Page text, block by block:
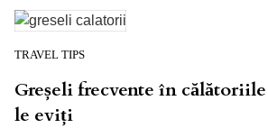
TRAVEL TIPS
Greșeli frecvente în
le eviți